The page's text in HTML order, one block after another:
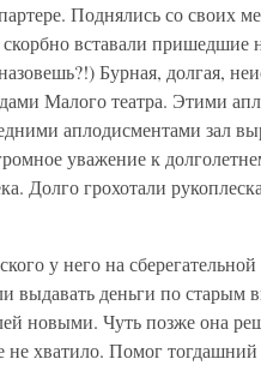
Поднялись со своих
вставали
Бурная, долгая,
Малого театра. Этими
аплодисментами зал
уважение к
Долго грохотали
у него на
выдавать деньги по старым
новыми. Чуть позже она
не хватило. Помог